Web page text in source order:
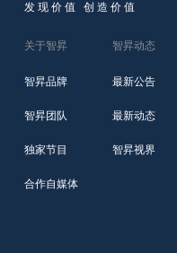
发现价值 创造价值
关于智昇
智昇品牌
智昇团队
独家节目
合作自媒体
智昇动态
最新公告
最新动态
智昇视界